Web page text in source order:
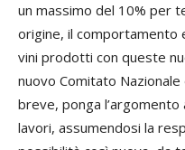
un massimo del 10% per
origine, il comportamento
vini prodotti con queste
nuovo Comitato
breve, ponga l’argomento
lavori, assumendosi la